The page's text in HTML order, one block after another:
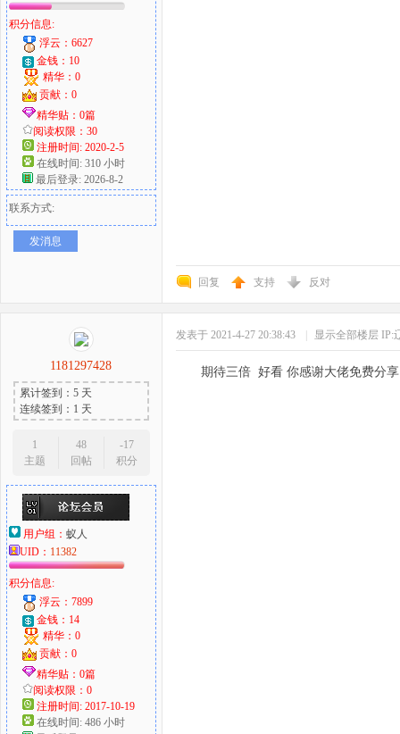
积分信息:
浮云：6627
金钱：10
精华：0
贡献：0
精华贴：0篇
阅读权限：30
注册时间: 2020-2-5
在线时间: 310 小时
最后登录: 2026-8-2
联系方式:
发消息
回复 支持 反对
1181297428
累计签到：5 天
连续签到：1 天
1
主题
48
回帖
-17
积分
用户组： 蚁人
UID： 11382
积分信息:
浮云：7899
金钱：14
精华：0
贡献：0
精华贴：0篇
阅读权限：0
注册时间: 2017-10-19
在线时间: 486 小时
发表于 2021-4-27 20:38:43 显示全部楼层 IP:
期待三倍 好看 你感谢大佬免费分享